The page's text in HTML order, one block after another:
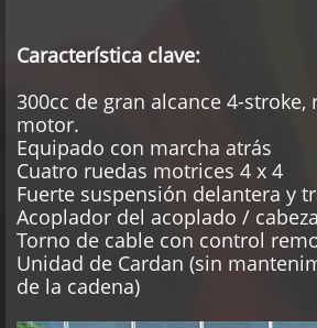
Característica clave:
300cc de gran alcance 4-
motor.
Equipado con marcha atrás
Cuatro ruedas motrices 4 x 4
Fuerte suspensión delantera y
Acoplador del acoplado /
Torno de cable con control
Unidad de Cardan (sin
de la cadena) :